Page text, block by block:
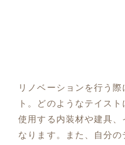
リノベーションを行う
ト。どのようなテイス
使用する内装材や建具
なります。また、自分